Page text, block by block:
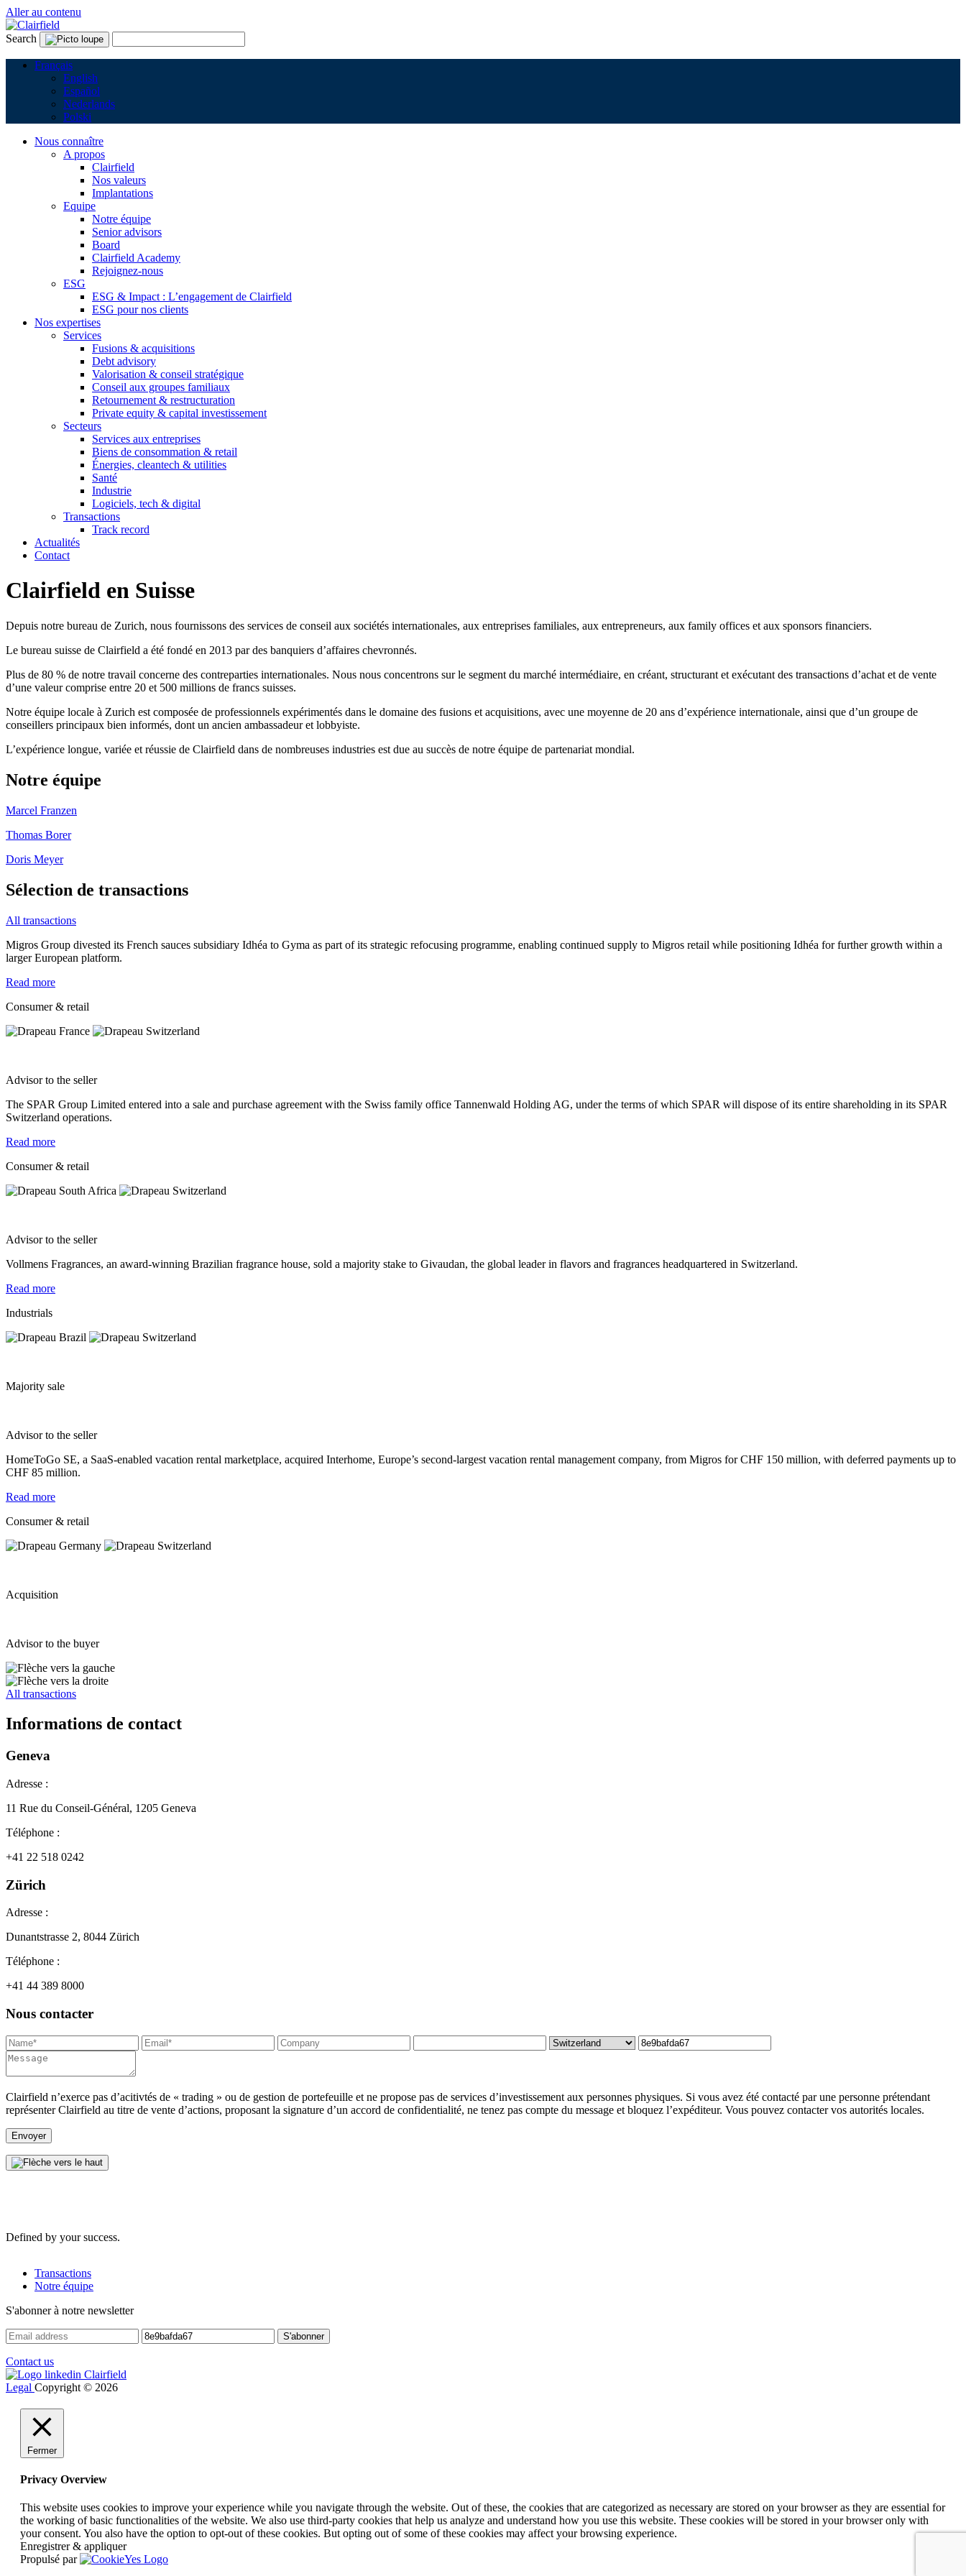
Aller au contenu
Search
Français
English
Español
Nederlands
Polski
Nous connaître
A propos
Clairfield
Nos valeurs
Implantations
Equipe
Notre équipe
Senior advisors
Board
Clairfield Academy
Rejoignez-nous
ESG
ESG & Impact : L’engagement de Clairfield
ESG pour nos clients
Nos expertises
Services
Fusions & acquisitions
Debt advisory
Valorisation & conseil stratégique
Conseil aux groupes familiaux
Retournement & restructuration
Private equity & capital investissement
Secteurs
Services aux entreprises
Biens de consommation & retail
Énergies, cleantech & utilities
Santé
Industrie
Logiciels, tech & digital
Transactions
Track record
Actualités
Contact
Clairfield en Suisse
Depuis notre bureau de Zurich, nous fournissons des services de conseil aux sociétés internationales, aux entreprises familiales, aux entrepreneurs, aux family offices et aux sponsors financiers.
Le bureau suisse de Clairfield a été fondé en 2013 par des banquiers d’affaires chevronnés.
Plus de 80 % de notre travail concerne des contreparties internationales. Nous nous concentrons sur le segment du marché intermédiaire, en créant, structurant et exécutant des transactions d’achat et de vente
d’une valeur comprise entre 20 et 500 millions de francs suisses.
Notre équipe locale à Zurich est composée de professionnels expérimentés dans le domaine des fusions et acquisitions, avec une moyenne de 20 ans d’expérience internationale, ainsi que d’un groupe de
conseillers principaux bien informés, dont un ancien ambassadeur et lobbyiste.
L’expérience longue, variée et réussie de Clairfield dans de nombreuses industries est due au succès de notre équipe de partenariat mondial.
Notre équipe
Marcel Franzen
Thomas Borer
Doris Meyer
Sélection de transactions
All transactions
Migros Group divested its French sauces subsidiary Idhéa to Gyma as part of its strategic refocusing programme, enabling continued supply to Migros retail while positioning Idhéa for further growth within a
larger European platform.
Read more
Consumer & retail
Advisor to the seller
The SPAR Group Limited entered into a sale and purchase agreement with the Swiss family office Tannenwald Holding AG, under the terms of which SPAR will dispose of its entire shareholding in its SPAR
Switzerland operations.
Read more
Consumer & retail
Advisor to the seller
Vollmens Fragrances, an award-winning Brazilian fragrance house, sold a majority stake to Givaudan, the global leader in flavors and fragrances headquartered in Switzerland.
Read more
Industrials
Majority sale
Advisor to the seller
HomeToGo SE, a SaaS-enabled vacation rental marketplace, acquired Interhome, Europe’s second-largest vacation rental management company, from Migros for CHF 150 million, with deferred payments up to
CHF 85 million.
Read more
Consumer & retail
Acquisition
Advisor to the buyer
All transactions
Informations de contact
Geneva
Adresse :
11 Rue du Conseil-Général, 1205 Geneva
Téléphone :
+41 22 518 0242
Zürich
Adresse :
Dunantstrasse 2, 8044 Zürich
Téléphone :
+41 44 389 8000
Nous contacter
Clairfield n’exerce pas d’acitivtés de « trading » ou de gestion de portefeuille et ne propose pas de services d’investissement aux personnes physiques. Si vous avez été contacté par une personne prétendant
représenter Clairfield au titre de vente d’actions, proposant la signature d’un accord de confidentialité, ne tenez pas compte du message et bloquez l’expéditeur. Vous pouvez contacter vos autorités locales.
Defined by your success.
Transactions
Notre équipe
S'abonner à notre newsletter
Contact us
Legal Copyright © 2026
Fermer
Privacy Overview
This website uses cookies to improve your experience while you navigate through the website. Out of these, the cookies that are categorized as necessary are stored on your browser as they are essential for
the working of basic functionalities of the website. We also use third-party cookies that help us analyze and understand how you use this website. These cookies will be stored in your browser only with
your consent. You also have the option to opt-out of these cookies. But opting out of some of these cookies may affect your browsing experience.
Enregistrer & appliquer
Propulsé par